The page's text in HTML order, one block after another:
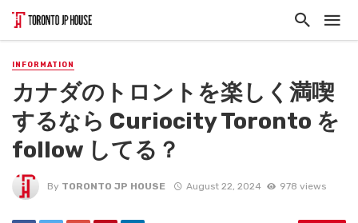
INFORMATION
カナダのトロントを楽しく満喫
するなら Curiocity Toronto を
follow してる？
By TORONTO JP HOUSE August 22, 2024 978 views